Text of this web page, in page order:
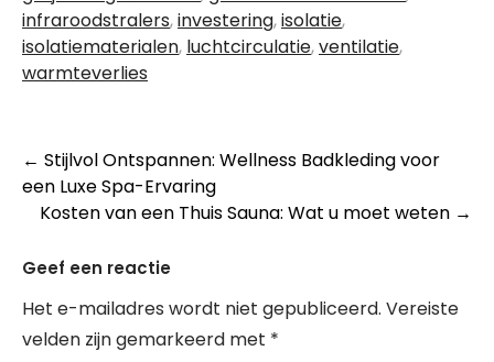
infraroodstralers,investering,isolatie,
isolatiematerialen, luchtcirculatie,ventilatie,
warmteverlies
Berichtnavigatie
← Stijlvol Ontspannen: Wellness Badkleding voor
een Luxe Spa-Ervaring
Kosten van een Thuis Sauna: Wat u moet weten →
Geef een reactie
Het e-mailadres wordt niet gepubliceerd. Vereiste
velden zijn gemarkeerd met *